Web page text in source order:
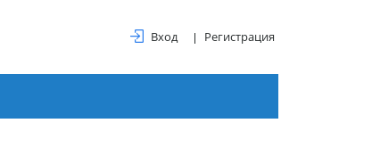
Вход Регистрация